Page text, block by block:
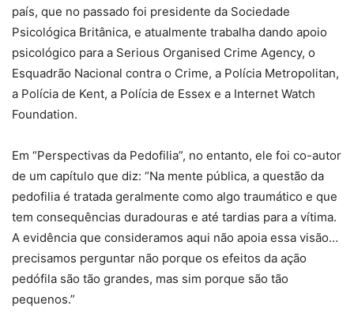
país, que no passado foi presidente da Sociedade
Psicológica Britânica, e atualmente trabalha dando apoio
psicológico para a Serious Organised Crime Agency, o
Esquadrão Nacional contra o Crime, a Polícia Metropolitan,
a Polícia de Kent, a Polícia de Essex e a Internet Watch
Foundation.
Em “Perspectivas da Pedofilia”, no entanto, ele foi co-autor
de um capítulo que diz: “Na mente pública, a questão da
pedofilia é tratada geralmente como algo traumático e que
tem consequências duradouras e até tardias para a vítima.
A evidência que consideramos aqui não apoia essa visão…
precisamos perguntar não porque os efeitos da ação
pedófila são tão grandes, mas sim porque são tão
pequenos.”